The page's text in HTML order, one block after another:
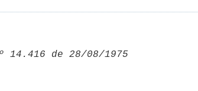
14.416 de 28/08/1975